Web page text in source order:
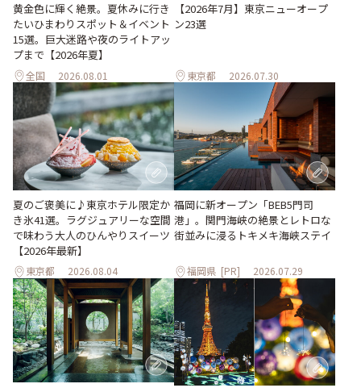
黄金色に輝く絶景。夏休みに行き
たいひまわりスポット＆イベント
15選。巨大迷路や夜のライトアッ
プまで【2026年夏】
全国 2026.08.01
【2026年7月】東京ニューオープ
ン23選
東京都 2026.07.30
夏のご褒美に♪東京ホテル限定か
き氷41選。ラグジュアリーな空間
で味わう大人のひんやりスイーツ
【2026年最新】
東京都 2026.08.04
福岡に新オープン「BEB5門司
港」。関門海峡の絶景とレトロな
街並みに浸るトキメキ海峡ステイ
福岡県 [PR] 2026.07.29